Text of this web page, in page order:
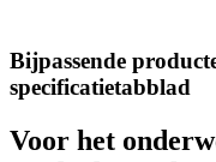
Bijpassende
specificatietabblad
Voor het